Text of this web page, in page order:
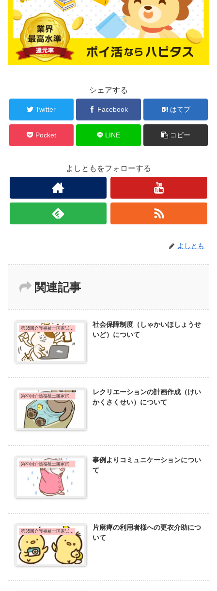
シェアする
Twitter Facebook はてブ
Pocket LINE コピー
よしともをフォローする
よしとも
関連記事
第35回介護福祉士国家試験問題
社会保障制度（しゃかいほしょうせ
いど）について
第35回介護福祉士国家試験問題
レクリエーションの計画作成（けい
かくさくせい）について
第35回介護福祉士国家試験問題
事例よりコミュニケーションについ
て
第35回介護福祉士国家試験問題
片麻痺の利用者様への更衣介助につ
いて